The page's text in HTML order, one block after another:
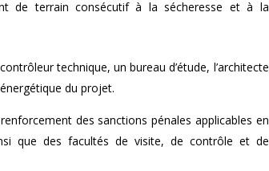
de terrain consécutif à la sécheresse et à la
technique, un bureau d’étude, l’architecte
du projet.
des sanctions pénales applicables en
que des facultés de visite, de contrôle et de